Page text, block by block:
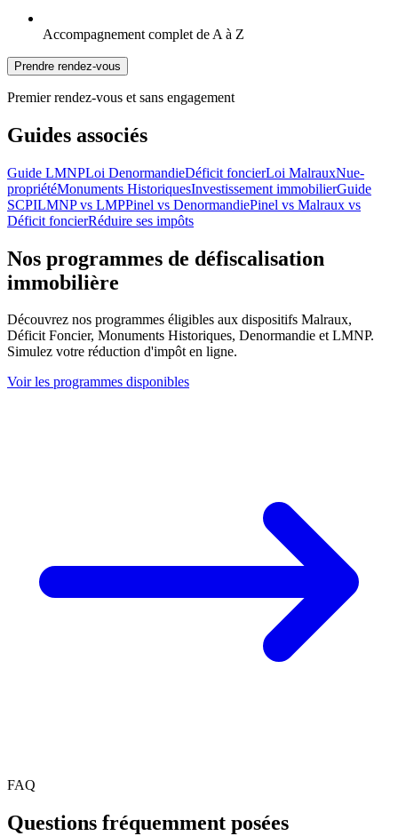
Accompagnement complet de A à Z
Prendre rendez-vous
Premier rendez-vous et sans engagement
Guides associés
Guide LMNPLoi DenormandieDéficit foncierLoi MalrauxNue-
propriétéMonuments HistoriquesInvestissement immobilierGuide
SCPILMNP vs LMPPinel vs DenormandiePinel vs Malraux vs
Déficit foncierRéduire ses impôts
Nos programmes de défiscalisation
immobilière
Découvrez nos programmes éligibles aux dispositifs Malraux,
Déficit Foncier, Monuments Historiques, Denormandie et LMNP.
Simulez votre réduction d'impôt en ligne.
Voir les programmes disponibles
FAQ
Questions fréquemment posées